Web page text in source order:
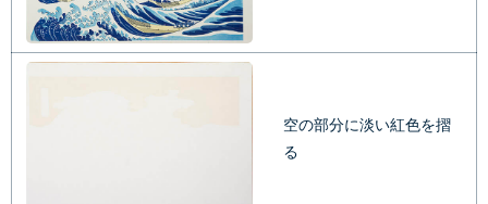
空の部分に淡い紅色を摺
る